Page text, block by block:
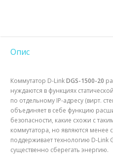
Опис
Коммутатор D-LinkDGS-1500-20
нуждаются в функциях
по отдельному IP-адресу (вирт.
объединяет в себе функцию
безопасности, какие схожи с
коммутатора, но являются
поддерживает технологию D-
существенно сберегать энергию.